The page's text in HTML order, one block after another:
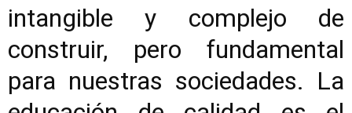
intangible y complejo de
construir, pero fundamental
para nuestras sociedades. La